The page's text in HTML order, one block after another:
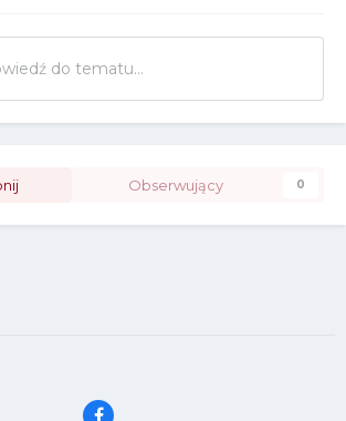
do tematu...
Obserwujący 0